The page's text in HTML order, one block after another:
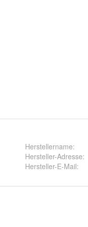
Herstellername:
Hersteller-Adresse:
Hersteller-E-Mail: